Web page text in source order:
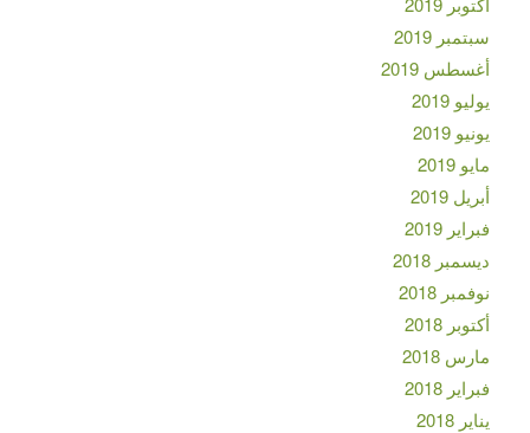
سبتمبر 2019
أغسطس 2019
يوليو 2019
يونيو 2019
مايو 2019
أبريل 2019
فبراير 2019
ديسمبر 2018
نوفمبر 2018
أكتوبر 2018
مارس 2018
فبراير 2018
يناير 2018